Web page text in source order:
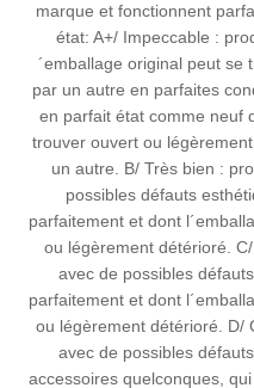
marque et fonctionnent
état: A+/ Impeccable :
´emballage original peut se
par un autre en parfaites
en parfait état comme neuf
trouver ouvert ou
un autre. B/ Très bien :
possibles défauts
parfaitement et dont
ou légèrement détérioré.
avec de possibles
parfaitement et dont
ou légèrement détérioré. D/
avec de possibles
accessoires quelconques,